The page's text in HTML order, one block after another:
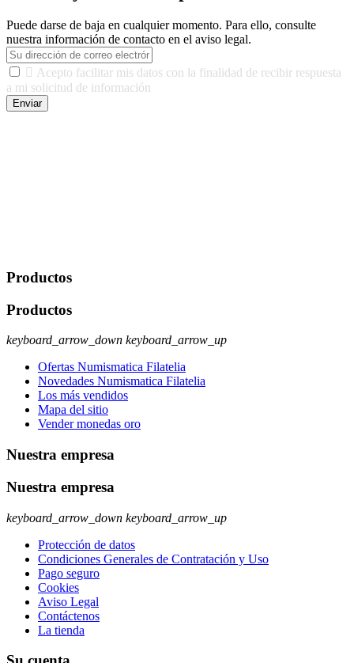
Puede darse de baja en cualquier momento. Para ello, consulte
nuestra información de contacto en el aviso legal.
 Acepto facilitar mis datos con la finalidad de recibir respuesta
a mi solicitud de información
Enviar
Productos
Productos
keyboard_arrow_down keyboard_arrow_up
Ofertas Numismatica Filatelia
Novedades Numismatica Filatelia
Los más vendidos
Mapa del sitio
Vender monedas oro
Nuestra empresa
Nuestra empresa
keyboard_arrow_down keyboard_arrow_up
Protección de datos
Condiciones Generales de Contratación y Uso
Pago seguro
Cookies
Aviso Legal
Contáctenos
La tienda